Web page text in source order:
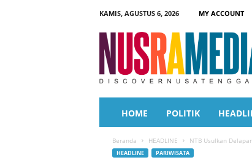
KAMIS, AGUSTUS 6, 2026
MY ACCOUNT
a
HOME POLITIK
Beranda HEADLINE NTB Usulkan
HEADLINE PARIWISATA